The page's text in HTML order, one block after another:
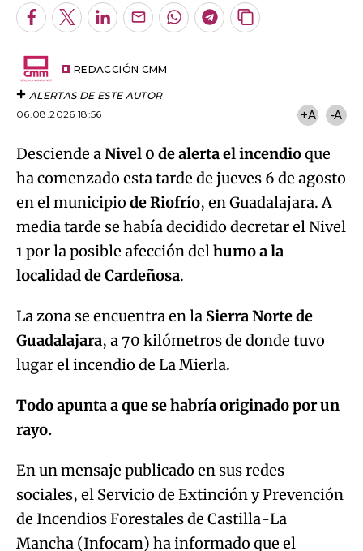
Facebook
TwitterLinkedInEnviarWhatsapp
Telegram
Copiar
REDACCIÓN CMM
ALERTAS DE ESTE AUTOR
06.08.2026 18:56
+A -A
Desciende aNivel 0 de alerta el incendioque
ha comenzado esta tarde de jueves 6 de agosto
en el municipio de Riofrío, en Guadalajara. A
media tarde se había decidido decretar el Nivel
1 por la posible afección delhumo a la
localidad de Cardeñosa.
La zona se encuentra en la Sierra Norte de
Guadalajara, a 70 kilómetros de donde tuvo
lugar el incendio de La Mierla.
Todo apunta a que se habría originado por un
rayo.
En un mensaje publicado en sus redes
sociales, el Servicio de Extinción y Prevención
de Incendios Forestales de Castilla-La
Mancha (Infocam) ha informado que el